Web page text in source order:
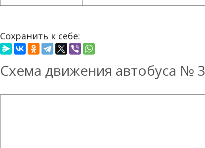
Сохранить к себе:
Схема движения автобуса № 3